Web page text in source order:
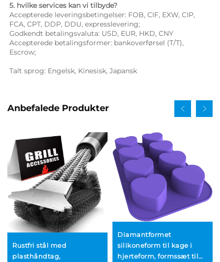
5. hvilke services kan vi tilbyde?
Accepterede leveringsbetingelser: FOB, CIF, EXW, CIP,
FCA, CPT, DDP, DDU, expresslevering;
Godkendt betalingsvaluta: USD, EUR, HKD, CNY
Accepterede betalingsformer: bankoverførsel (T/T),
Escrow;
Talt sprog: Engelsk, Kinesisk, Japansk
Anbefalede Produkter
Rustfri stål med
plasthåndtag,
Diamantformet
silikoneform til kage i
hjerteform, formssæt til